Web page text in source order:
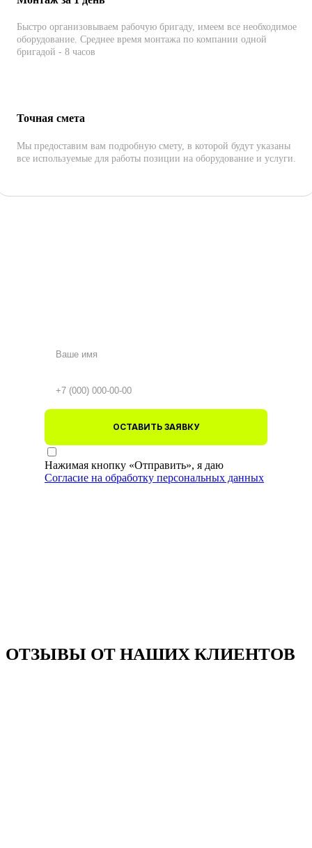
Быстро организовываем рабочую бригаду, имеем все необходимое
оборудование. Среднее время монтажа по компании одной
бригадой - 8 часов
Точная смета
Мы предоставим вам подробную смету, в которой будут указаны
все используемые для работы позиции на оборудование и услуги.
ОСТАВИТЬ ЗАЯВКУ
Нажимая кнопку «Отправить», я даю
Согласие на обработку персональных данных
ОТЗЫВЫ ОТ НАШИХ КЛИЕНТОВ